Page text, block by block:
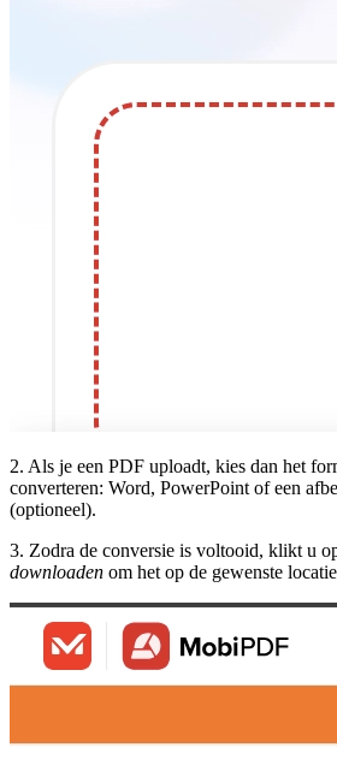
2. Als je een PDF uploadt, kies dan het
converteren: Word, PowerPoint of een
(optioneel).
3. Zodra de conversie is voltooid, klikt u
downloaden om het op de gewenste